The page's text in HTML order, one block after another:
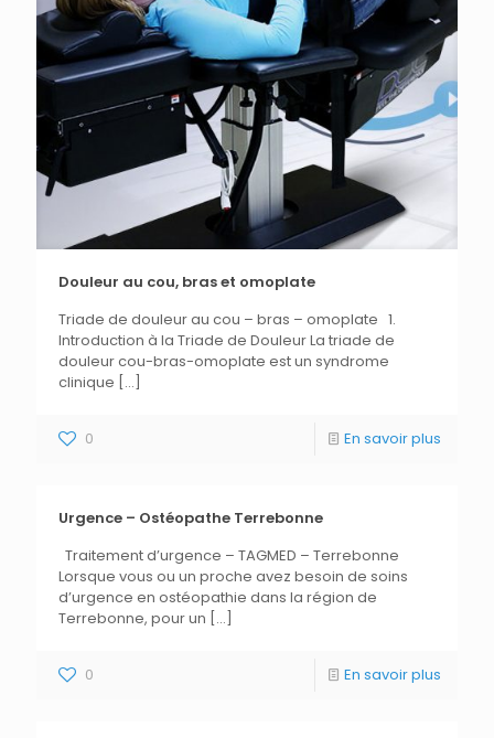
Douleur au cou, bras et omoplate
Triade de douleur au cou – bras – omoplate 1.
Introduction à la Triade de Douleur La triade de
douleur cou-bras-omoplate est un syndrome
clinique […]
0 En savoir plus
Urgence – Ostéopathe Terrebonne
Traitement d’urgence – TAGMED – Terrebonne
Lorsque vous ou un proche avez besoin de soins
d’urgence en ostéopathie dans la région de
Terrebonne, pour un […]
0 En savoir plus